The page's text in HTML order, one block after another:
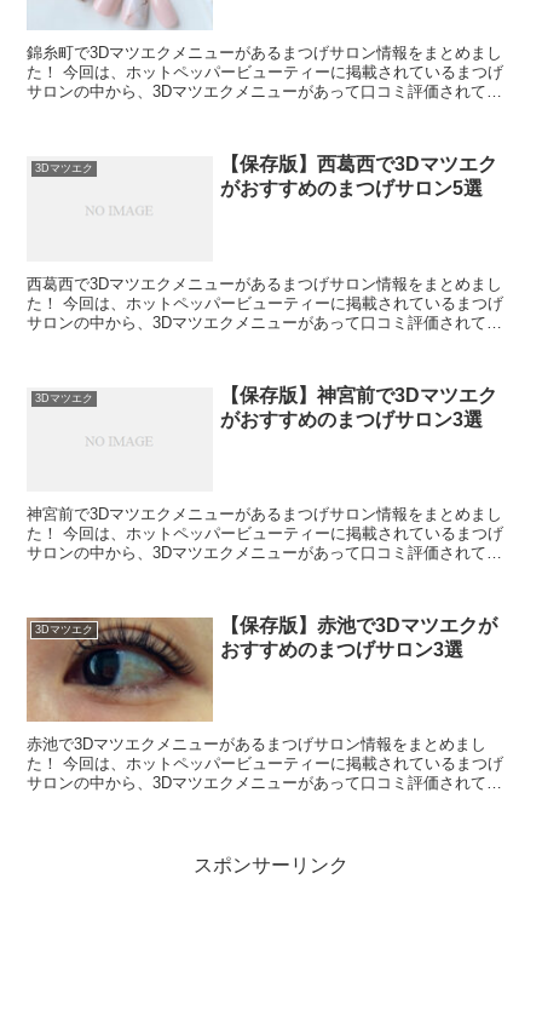
錦糸町で3Dマツエクメニューがあるまつげサロン情報をまとめまし
た！ 今回は、ホットペッパービューティーに掲載されているまつげ
サロンの中から、3Dマツエクメニューがあって口コミ評価されてい
3Dマツエク
【保存版】西葛西で3Dマツエク
がおすすめのまつげサロン5選
西葛西で3Dマツエクメニューがあるまつげサロン情報をまとめまし
た！ 今回は、ホットペッパービューティーに掲載されているまつげ
サロンの中から、3Dマツエクメニューがあって口コミ評価されてい
3Dマツエク
【保存版】神宮前で3Dマツエク
がおすすめのまつげサロン3選
神宮前で3Dマツエクメニューがあるまつげサロン情報をまとめまし
た！ 今回は、ホットペッパービューティーに掲載されているまつげ
サロンの中から、3Dマツエクメニューがあって口コミ評価されてい
3Dマツエク
【保存版】赤池で3Dマツエクが
おすすめのまつげサロン3選
赤池で3Dマツエクメニューがあるまつげサロン情報をまとめまし
た！ 今回は、ホットペッパービューティーに掲載されているまつげ
サロンの中から、3Dマツエクメニューがあって口コミ評価されてい
スポンサーリンク